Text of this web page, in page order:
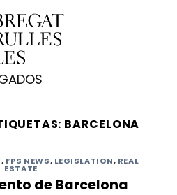
BARCELONA
, FPS NEWS, LEGISLATION, REAL
ESTATE
de Barcelona